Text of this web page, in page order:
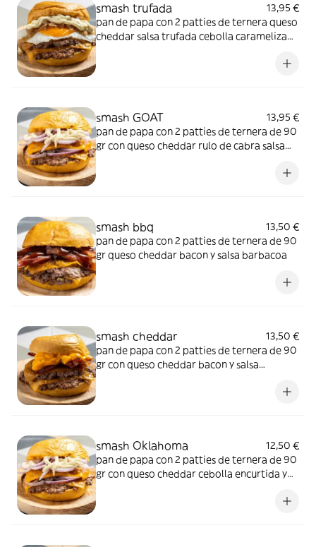
smash trufada
13,95 €
pan de papa con 2 patties de ternera queso
cheddar salsa trufada cebolla caramelizada
smash GOAT
13,95 €
pan de papa con 2 patties de ternera de 90
gr con queso cheddar rulo de cabra salsa
smash bbq
13,50 €
pan de papa con 2 patties de ternera de 90
gr queso cheddar bacon y salsa barbacoa
smash cheddar
13,50 €
pan de papa con 2 patties de ternera de 90
gr con queso cheddar bacon y salsa
smash Oklahoma
12,50 €
pan de papa con 2 patties de ternera de 90
gr con queso cheddar cebolla encurtida y